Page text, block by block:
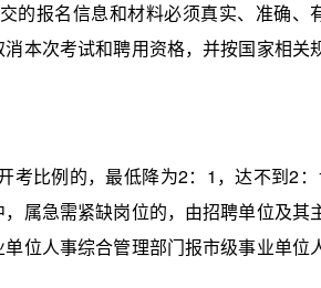
的报名信息和材料必须真实、准确、
本次考试和聘用资格，并按国家相关
比例的，最低降为2：1，达不到2：
属急需紧缺岗位的，由招聘单位及其
位人事综合管理部门报市级事业单位